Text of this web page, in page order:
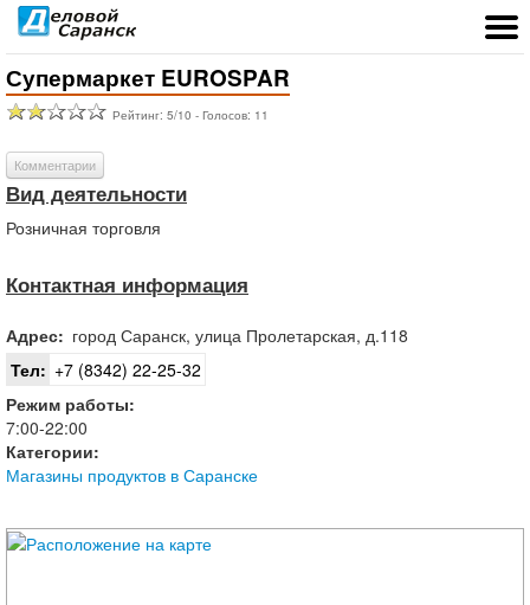
Супермаркет EUROSPAR
Рейтинг: 5/10 - Голосов: 11
Комментарии
Вид деятельности
Розничная торговля
Контактная информация
Адрес: город Саранск, улица Пролетарская, д.118
Тел: +7 (8342) 22-25-32
Режим работы:
7:00-22:00
Категории:
Магазины продуктов в Саранске